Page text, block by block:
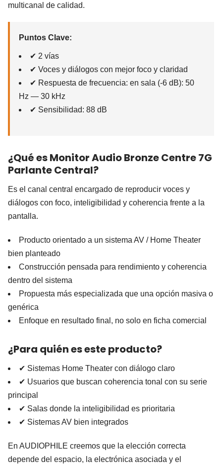
multicanal de calidad.
Puntos Clave:
✔ 2 vías
✔ Voces y diálogos con mejor foco y claridad
✔ Respuesta de frecuencia: en sala (-6 dB): 50
Hz — 30 kHz
✔ Sensibilidad: 88 dB
¿Qué es Monitor Audio Bronze Centre 7G
Parlante Central?
Es el canal central encargado de reproducir voces y
diálogos con foco, inteligibilidad y coherencia frente a la
pantalla.
Producto orientado a un sistema AV / Home Theater
bien planteado
Construcción pensada para rendimiento y coherencia
dentro del sistema
Propuesta más especializada que una opción masiva o
genérica
Enfoque en resultado final, no solo en ficha comercial
¿Para quién es este producto?
✔ Sistemas Home Theater con diálogo claro
✔ Usuarios que buscan coherencia tonal con su serie
principal
✔ Salas donde la inteligibilidad es prioritaria
✔ Sistemas AV bien integrados
En AUDIOPHILE creemos que la elección correcta
depende del espacio, la electrónica asociada y el